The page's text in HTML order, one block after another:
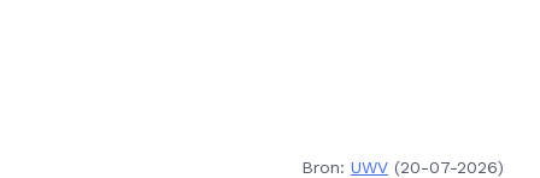
Bron: UWV (20-07-2026)